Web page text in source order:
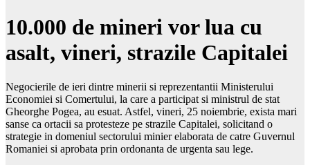
10.000 de mineri vor lua cu
asalt, vineri, strazile Capitalei
Negocierile de ieri dintre minerii si reprezentantii Ministerului
Economiei si Comertului, la care a participat si ministrul de stat
Gheorghe Pogea, au esuat. Astfel, vineri, 25 noiembrie, exista mari
sanse ca ortacii sa protesteze pe strazile Capitalei, solicitand o
strategie in domeniul sectorului minier elaborata de catre Guvernul
Romaniei si aprobata prin ordonanta de urgenta sau lege.